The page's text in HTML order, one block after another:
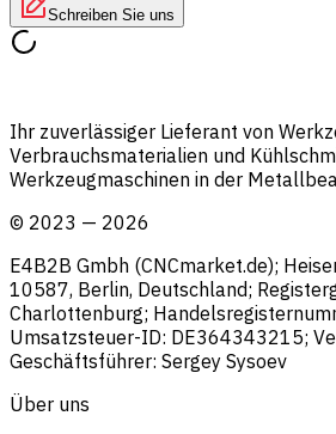
Schreiben Sie uns
Ihr zuverlässiger Lieferant von
Verbrauchsmaterialien und
Werkzeugmaschinen in der
© 2023 — 2026
E4B2B Gmbh (CNCmarket.de);
10587, Berlin, Deutschland;
Charlottenburg;
Umsatzsteuer-ID: DE364343215;
Geschäftsführer: Sergey Sysoev
Über uns